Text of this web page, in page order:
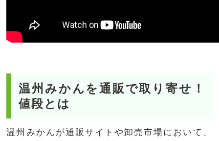
温州みかんを通販で取り寄せ！
値段とは
温州みかんが通販サイトや卸売市場において、